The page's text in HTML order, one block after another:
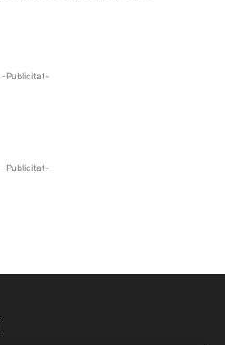
-Publicitat-
-Publicitat-